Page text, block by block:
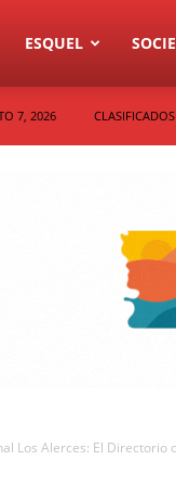
Diario
La
ESQUEL
7, 2026 CLASIFICADOS
Los Alerces: El